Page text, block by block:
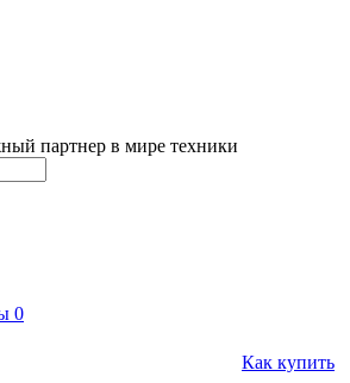
партнер в мире техники
0
Как купить